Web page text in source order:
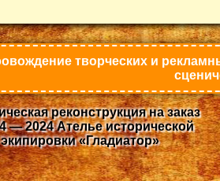
творческих и
реконструкция на заказ
— 2024 Ателье исторической
экипировки «Гладиатор»